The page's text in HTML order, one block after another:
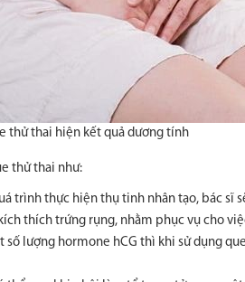
thử thai hiện kết quả dương tính
thử thai như:
trình thực hiện thụ tinh nhân tạo, bác
thích trứng rụng, nhằm phục vụ cho
lượng hormone hCG thì khi sử dụng